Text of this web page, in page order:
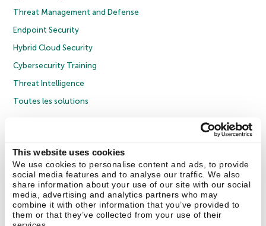
This website uses cookies
We use cookies to personalise content and ads, to provide
social media features and to analyse our traffic. We also
share information about your use of our site with our social
media, advertising and analytics partners who may
combine it with other information that you’ve provided to
them or that they’ve collected from your use of their
Threat Management and Defense
Endpoint Security
Hybrid Cloud Security
Cybersecurity Training
Threat Intelligence
Toutes les solutions
Politique de confidentialité
Politique anticorruption
Contrat de licence grand public
Contrat de licence entreprises
Cookies
Nous contacter À propos Partenaires Blog Communiqués de presse
Securelist Eugene Personal Blog Encyclopédie de Kaspersky